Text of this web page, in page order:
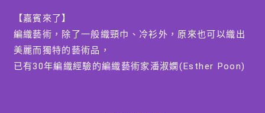
【嘉賓來了】
編織藝術，除了一般織頸巾、冷衫外，原來也可以織出
美麗而獨特的藝術品，
已有30年編織經驗的編織藝術家潘淑嫻(Esther Poon)